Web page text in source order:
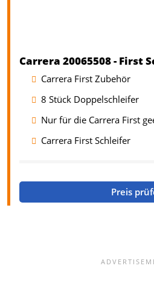
Carrera 20065508 - First
Carrera First Zubehör
8 Stück Doppelschleifer
Nur für die Carrera First
Carrera First Schleifer
Preis